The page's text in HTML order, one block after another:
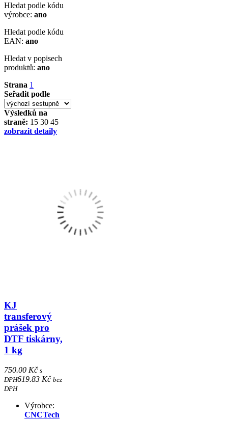
Hledat podle kódu
výrobce: ano
Hledat podle kódu
EAN: ano
Hledat v popisech
produktů: ano
Strana 1
Seřadit podle
Výsledků na
straně: 15 30 45
zobrazit detaily
KJ
transferový
prášek pro
DTF tiskárny,
1 kg
750.00 Kč s
DPH619.83 Kč bez
DPH
Výrobce:
CNCTech